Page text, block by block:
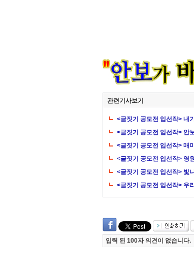
관련기사보기
<글짓기 공모전 입선작> 내
<글짓기 공모전 입선작> 안
<글짓기 공모전 입선작> 매
<글짓기 공모전 입선작> 영
<글짓기 공모전 입선작> 빛
<글짓기 공모전 입선작> 우
입력 된 100자 의견이 없습니다.